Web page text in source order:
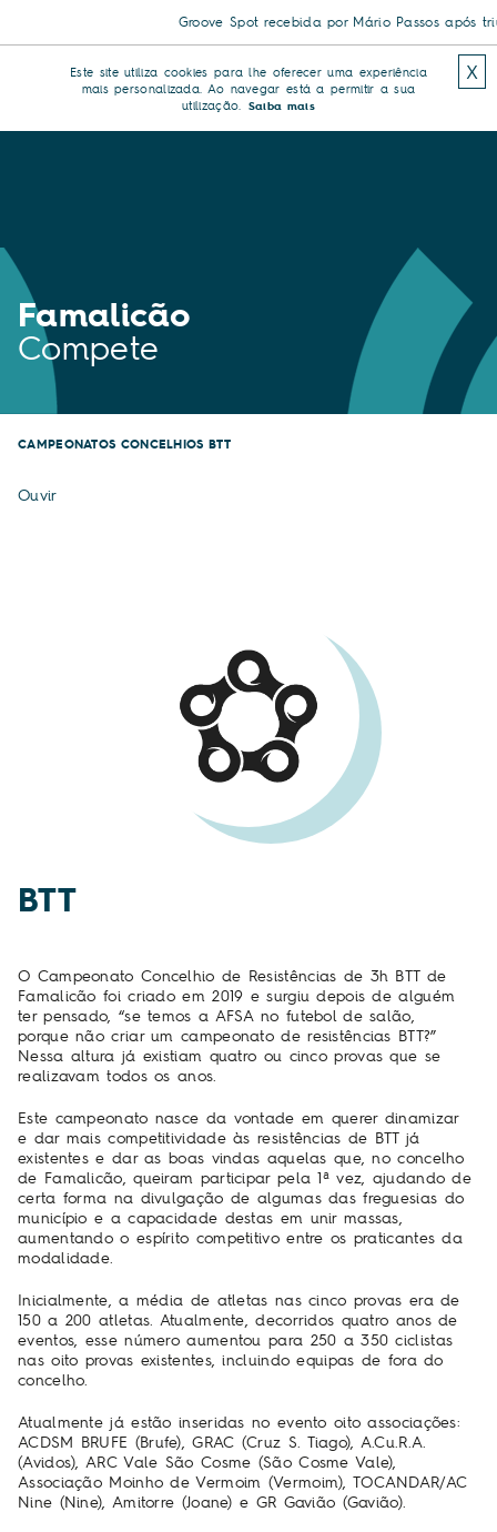
Groove Spot recebida por Mário Passos após
Este site utiliza cookies para lhe oferecer uma experiência
mais personalizada. Ao navegar está a permitir a sua
utilização. Saiba mais
X
Famalicão
Compete
CAMPEONATOS CONCELHIOS BTT
Ouvir
BTT
O Campeonato Concelhio de Resistências de 3h BTT de
Famalicão foi criado em 2019 e surgiu depois de alguém
ter pensado, “se temos a AFSA no futebol de salão,
porque não criar um campeonato de resistências BTT?”
Nessa altura já existiam quatro ou cinco provas que se
realizavam todos os anos.
Este campeonato nasce da vontade em querer dinamizar
e dar mais competitividade às resistências de BTT já
existentes e dar as boas vindas aquelas que, no concelho
de Famalicão, queiram participar pela 1ª vez, ajudando de
certa forma na divulgação de algumas das freguesias do
município e a capacidade destas em unir massas,
aumentando o espírito competitivo entre os praticantes da
modalidade.
Inicialmente, a média de atletas nas cinco provas era de
150 a 200 atletas. Atualmente, decorridos quatro anos de
eventos, esse número aumentou para 250 a 350 ciclistas
nas oito provas existentes, incluindo equipas de fora do
concelho.
Atualmente já estão inseridas no evento oito associações:
ACDSM BRUFE (Brufe), GRAC (Cruz S. Tiago), A.Cu.R.A.
(Avidos), ARC Vale São Cosme (São Cosme Vale),
Associação Moinho de Vermoim (Vermoim), TOCANDAR/AC
Nine (Nine), Amitorre (Joane) e GR Gavião (Gavião).